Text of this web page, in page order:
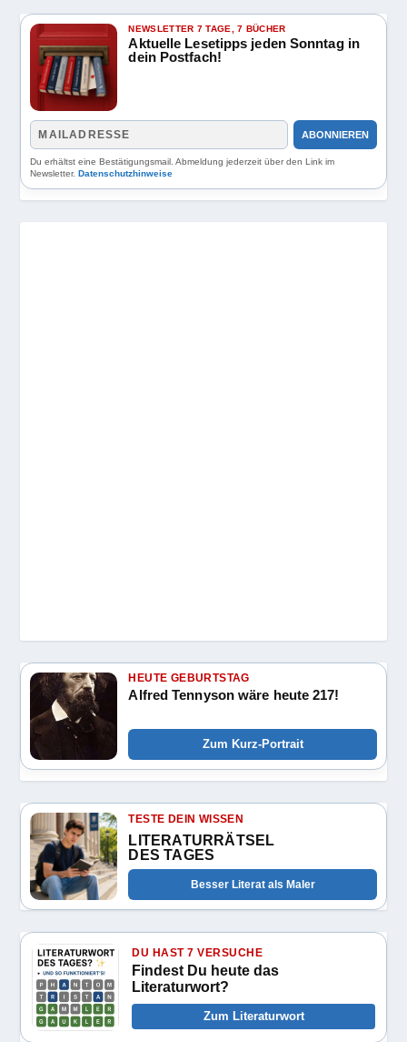
NEWSLETTER 7 TAGE, 7 BÜCHER
Aktuelle Lesetipps jeden Sonntag in
dein Postfach!
ABONNIEREN
Du erhältst eine Bestätigungsmail. Abmeldung jederzeit über den Link im
Newsletter.Datenschutzhinweise
HEUTE GEBURTSTAG
Alfred Tennyson wäre heute 217!
Zum Kurz-Portrait
TESTE DEIN WISSEN
LITERATURRÄTSEL
DES TAGES
Besser Literat als Maler
DU HAST 7 VERSUCHE
Findest Du heute das
Literaturwort?
Zum Literaturwort